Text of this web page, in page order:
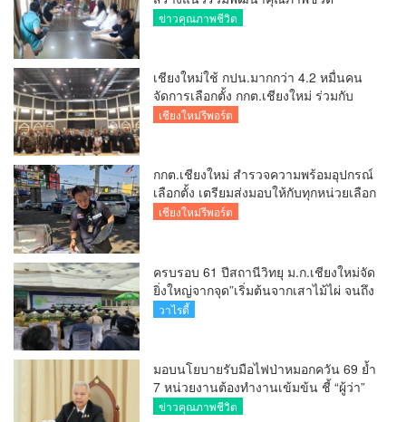
เกษตรกร สื่อสารข้อมูลถูกต้องขับเคลื่อน
ข่าวคุณภาพชีวิต
เชียงใหม่ใช้ กปน.มากกว่า 4.2 หมื่นคน
จัดการเลือกตั้ง กกต.เชียงใหม่ ร่วมกับ
นายอำเภอหางดง ตรวจความเรียบร้อย
เชียงใหม่รีพอร์ต
กกต.เชียงใหม่ สำรวจความพร้อมอุปกรณ์
เลือกตั้ง เตรียมส่งมอบให้กับทุกหน่วยเลือก
ตั้งในวันพรุ่งนี้
เชียงใหม่รีพอร์ต
ครบรอบ 61 ปีสถานีวิทยุ ม.ก.เชียงใหม่จัด
ยิ่งใหญ่จากจุด”เริ่มต้นจากเสาไม้ไผ่ จนถึง
วันที่มี KURplus ในวันนี้”
วาไรตี้
มอบนโยบายรับมือไฟป่าหมอกควัน 69 ย้ำ
7 หน่วยงานต้องทำงานเข้มข้น ชี้ “ผู้ว่า”
คีย์แมนสำคัญทำปัญหาลด
ข่าวคุณภาพชีวิต